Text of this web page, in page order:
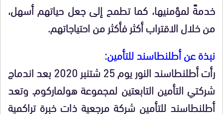
خدمةً لمؤمنيها، كما تطمح إلى جعل حياتهم أسهل،
من خلال الاقتراب أكثر فأكثر من احتياجاتهم.
نبذة عن أطلنطاسند للتأمين:
رأت أطلنطاسند النور يوم 25 شتنبر 2020 بعد اندماج
شركتي التأمين التابعتين لمجموعة هولماركوم. وتعد
أطلنطاسند للتأمين شركة مرجعية ذات خبرة تراكمية